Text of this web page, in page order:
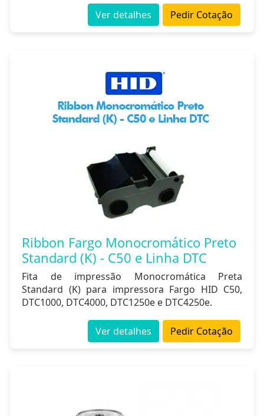
Pedir Cotação
Ver detalhes
Ribbon Fargo Monocromático Preto
Standard (K) - C50 e Linha DTC
Fita de impressão Monocromática Preta
Standard (K) para impressora Fargo HID C50,
DTC1000, DTC4000, DTC1250e e DTC4250e.
Pedir Cotação
Ver detalhes